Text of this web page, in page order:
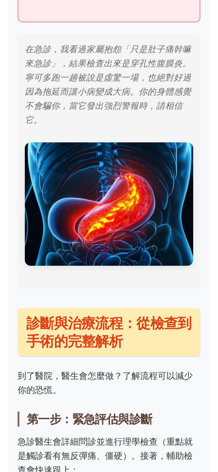
在急診，我看過家屬抱怨「只是肚子痛幹嘛
來急診」，結果檢查出來是穿孔性腹膜炎。
寧可多跑一趟被說是虛驚一場，也絕對好過
因為拖延而讓小病變成大病。你的身體感覺
不會騙你，當它發出強烈警報時，請相信
它。
診斷與治療流程：從檢查到
手術的完整解析
到了醫院，醫生會怎麼做？了解流程可以減少
你的恐慌。
第一步：緊急評估與診斷
急診醫生會詳細問診並進行理學檢查（重點就
是觸診看有無反彈痛、僵硬）。接著，輔助檢
查會快速跟上：